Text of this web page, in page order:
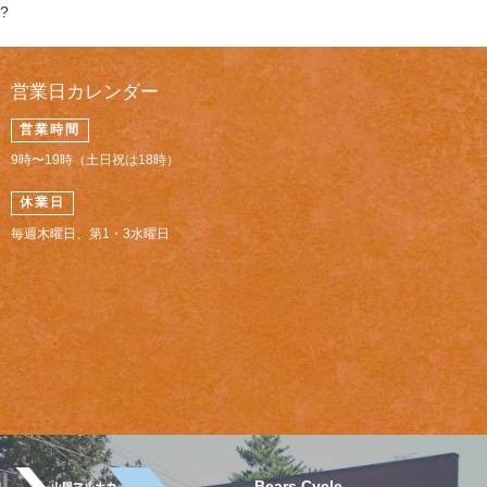
?
営業日カレンダー
営業時間
9時〜19時（土日祝は18時）
休業日
毎週木曜日、第1・3水曜日